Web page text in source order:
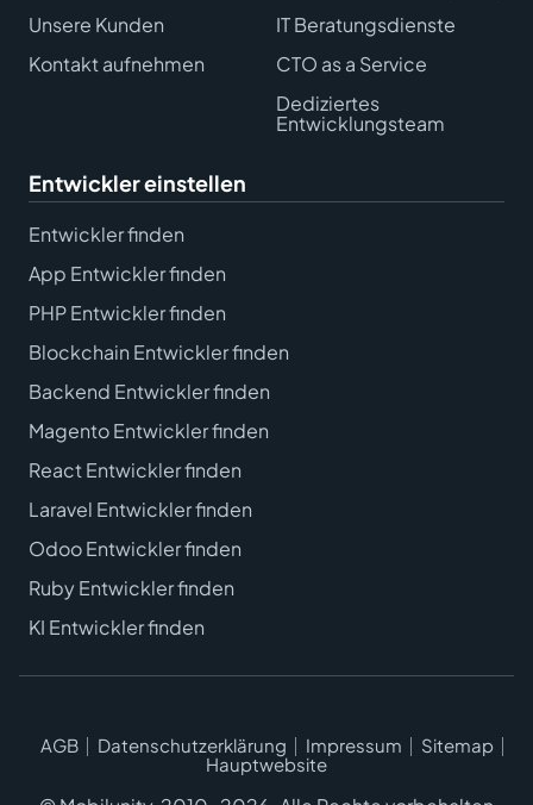
Unsere Kunden
Kontakt aufnehmen
IT Beratungsdienste
CTO as a Service
Dediziertes
Entwicklungsteam
Entwickler einstellen
Entwickler finden
App Entwickler finden
PHP Entwickler finden
Blockchain Entwickler finden
Backend Entwickler finden
Magento Entwickler finden
React Entwickler finden
Laravel Entwickler finden
Odoo Entwickler finden
Ruby Entwickler finden
KI Entwickler finden
AGB Datenschutzerklärung Impressum
Sitemap
Hauptwebsite